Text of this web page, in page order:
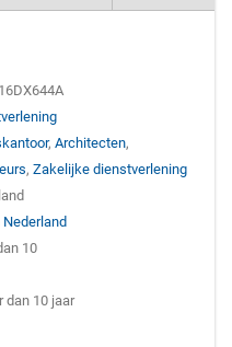
,Architecten,
,Zakelijke dienstverlening
Nederland
10
dan 10 jaar